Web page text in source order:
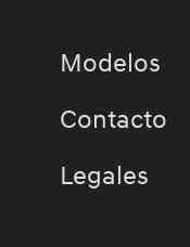
Modelos
Contacto
Legales